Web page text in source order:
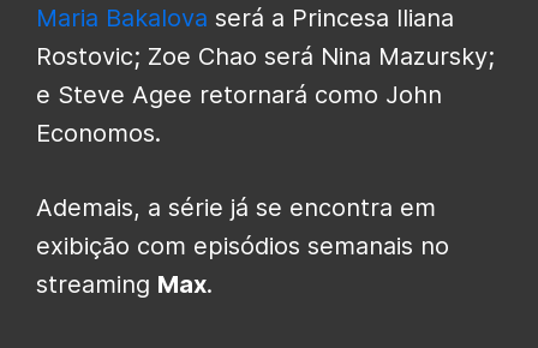
Maria Bakalova será a Princesa Iliana
Rostovic; Zoe Chao será Nina Mazursky;
e Steve Agee retornará como John
Economos.
Ademais, a série já se encontra em
exibição com episódios semanais no
streaming Max.